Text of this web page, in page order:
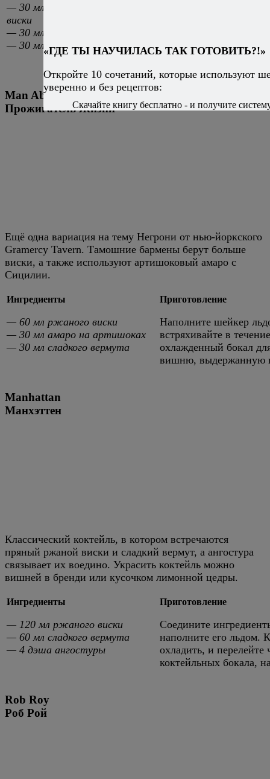
— 30 мл бурбона или ржаного
виски
— 30 мл амаро
— 30 мл сладкого вермута
коктейльный бокал.
апельсиновой цедры.
Man About Town
Прожигатель Жизни
Ещё одна вариация на тему Негрони от нью-йоркского
Gramercy Tavern. Тамошние бармены берут больше
виски, а также используют артишоковый амаро с
Сицилии.
Ингредиенты
— 60 мл ржаного виски
— 30 мл амаро на артишоках
— 30 мл сладкого вермута
Приготовление
Наполните шейкер
встряхивайте в
охлажденный бокал
вишню, выдержанную
Manhattan
Манхэттен
Классический коктейль, в котором встречаются
пряный ржаной виски и сладкий вермут, а ангостура
связывает их воедино. Украсить коктейль можно
вишней в бренди или кусочком лимонной цедры.
Ингредиенты
— 120 мл ржаного виски
— 60 мл сладкого вермута
— 4 дэша ангостуры
Приготовление
Соедините
наполните его льдом.
охладить, и перелейте
коктейльных бокала,
Rob Roy
Роб Рой
«ГДЕ ТЫ НАУЧИЛАСЬ ТАК ГОТОВИТЬ?!»
Откройте 10 сочетаний, которые используют
уверенно и без рецептов:
Скачайте книгу бесплатно - и получите